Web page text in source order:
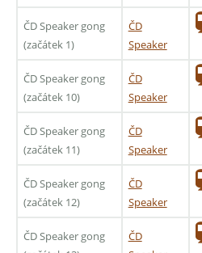
ČD Speaker gong
(začátek 1)
ČD
Speaker
ČD Speaker gong
(začátek 10)
ČD
Speaker
ČD Speaker gong
(začátek 11)
ČD
Speaker
ČD Speaker gong
(začátek 12)
ČD
Speaker
ČD Speaker gong
ČD